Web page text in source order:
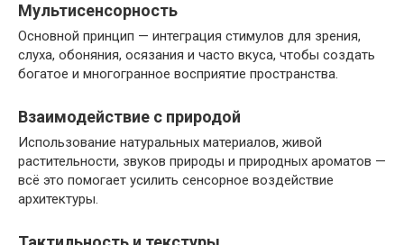
Мультисенсорность
Основной принцип — интеграция стимулов для зрения,
слуха, обоняния, осязания и часто вкуса, чтобы создать
богатое и многогранное восприятие пространства.
Взаимодействие с природой
Использование натуральных материалов, живой
растительности, звуков природы и природных ароматов —
всё это помогает усилить сенсорное воздействие
архитектуры.